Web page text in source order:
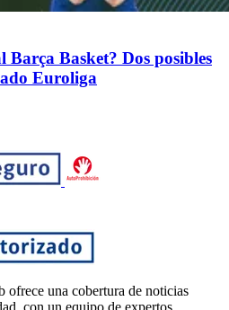
Barça Basket? Dos posibles
Euroliga
ofrece una cobertura de noticias